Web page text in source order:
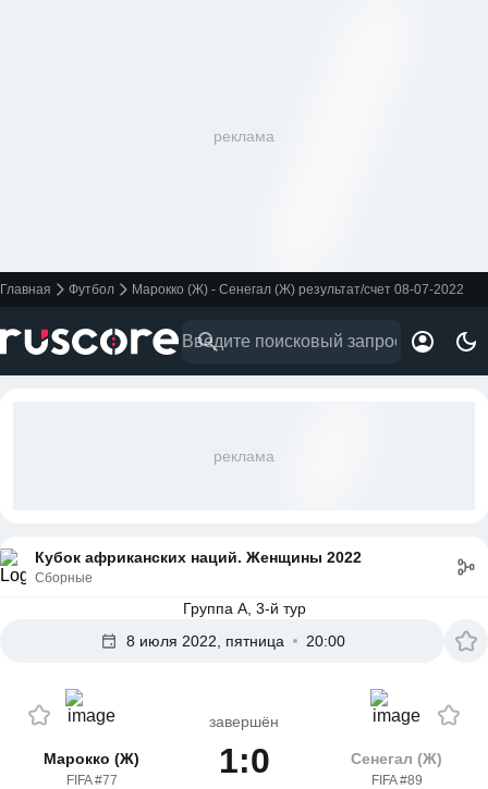
реклама
Главная Футбол Марокко (Ж) - Сенегал (Ж) результат/счет 08-07-2022
реклама
Кубок африканских наций. Женщины 2022
Сборные
Группа A, 3-й тур
8 июля 2022, пятница
20:00
Марокко (Ж)
FIFA #77
завершён
1:0 Сенегал (Ж)
FIFA #89